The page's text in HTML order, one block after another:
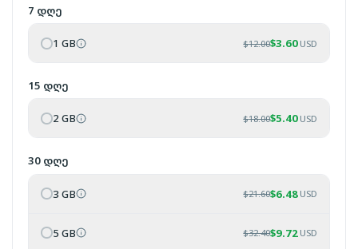
7 დღე
1 GB $12.00$3.60 USD
15 დღე
2 GB $18.00$5.40 USD
30 დღე
3 GB $21.60$6.48 USD
5 GB $32.40$9.72 USD